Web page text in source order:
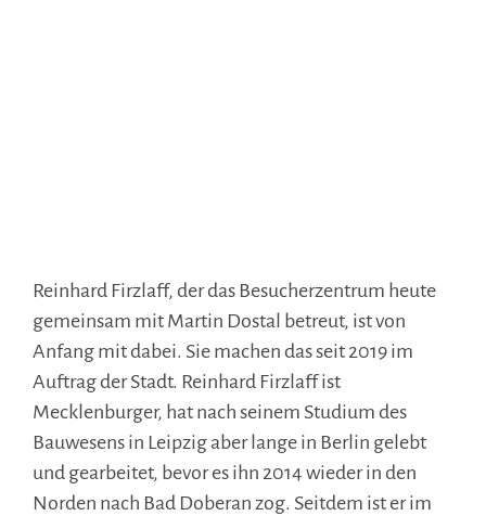
Reinhard Firzlaff, der das Besucherzentrum heute
gemeinsam mit Martin Dostal betreut, ist von
Anfang mit dabei. Sie machen das seit 2019 im
Auftrag der Stadt. Reinhard Firzlaff ist
Mecklenburger, hat nach seinem Studium des
Bauwesens in Leipzig aber lange in Berlin gelebt
und gearbeitet, bevor es ihn 2014 wieder in den
Norden nach Bad Doberan zog. Seitdem ist er im